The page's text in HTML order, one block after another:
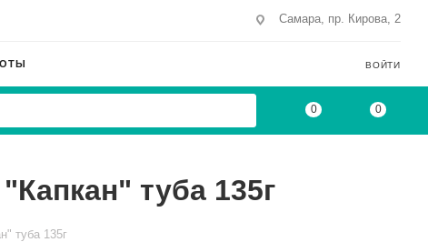
Самара, пр. Кирова, 2
ВОЙТИ
0 0
туба 135г
туба 135г